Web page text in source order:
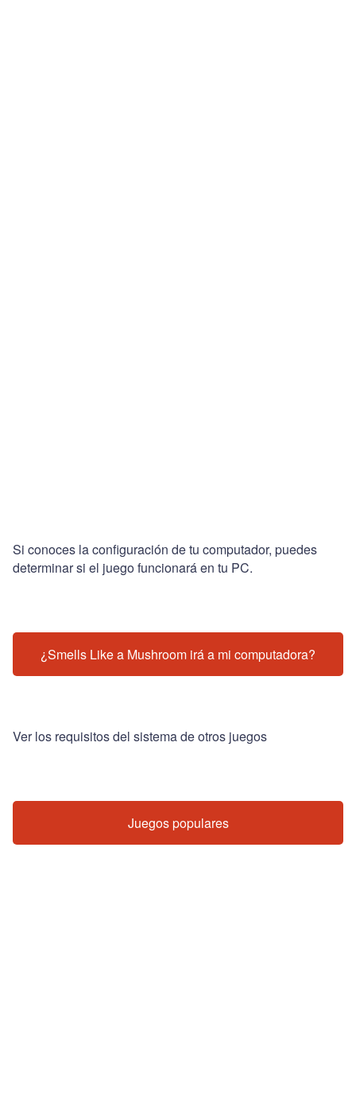
Si conoces la configuración de tu computador, puedes
determinar si el juego funcionará en tu PC.
¿Smells Like a Mushroom irá a mi computadora?
Ver los requisitos del sistema de otros juegos
Juegos populares